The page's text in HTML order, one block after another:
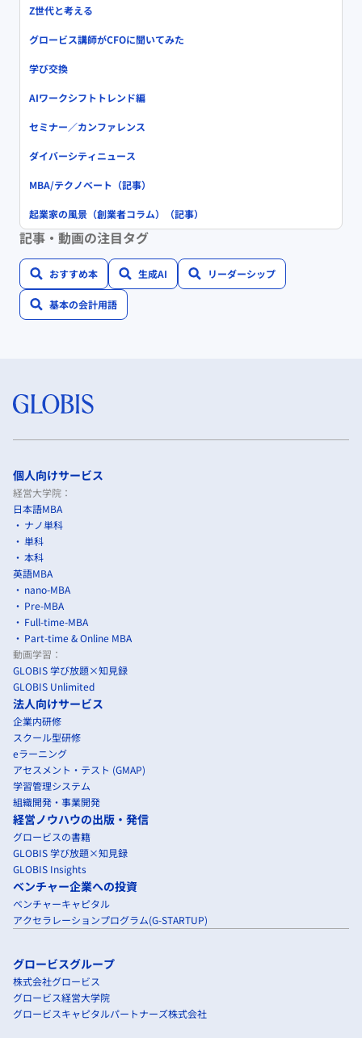
Z世代と考える
グロービス講師がCFOに聞いてみた
学び交換
AIワークシフトトレンド編
セミナー／カンファレンス
ダイバーシティニュース
MBA/テクノベート（記事）
起業家の風景（創業者コラム）（記事）
記事・動画の注目タグ
おすすめ本 生成AI リーダーシップ
基本の会計用語
個人向けサービス
経営大学院：
日本語MBA
ナノ単科
単科
本科
英語MBA
nano-MBA
Pre-MBA
Full-time-MBA
Part-time & Online MBA
動画学習：
GLOBIS 学び放題×知見録
GLOBIS Unlimited
法人向けサービス
企業内研修
スクール型研修
eラーニング
アセスメント・テスト (GMAP)
学習管理システム
組織開発・事業開発
経営ノウハウの出版・発信
グロービスの書籍
GLOBIS 学び放題×知見録
GLOBIS Insights
ベンチャー企業への投資
ベンチャーキャピタル
アクセラレーションプログラム(G-STARTUP)
グロービスグループ
株式会社グロービス
グロービス経営大学院
グロービスキャピタルパートナーズ株式会社